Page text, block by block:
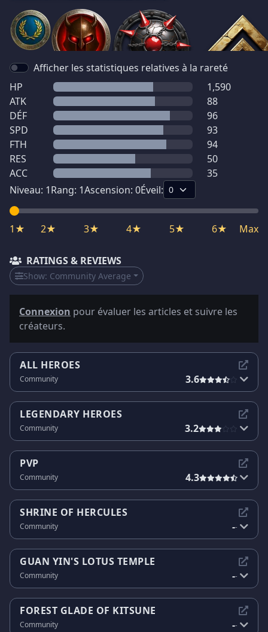
Afficher les statistiques relatives à la rareté
HP
1,590
ATK
88
DÉF
96
SPD
93
FTH
94
RES
50
ACC
35
Niveau: 1Rang: 1Ascension: 0Éveil:
1★ 2★ 3★ 4★ 5★ 6★ Max
RATINGS & REVIEWS
Show: Community Average
Connexion pour évaluer les articles et suivre les
créateurs.
ALL HEROES
Community 3.6
LEGENDARY HEROES
Community 3.2
PVP
Community 4.3
SHRINE OF HERCULES
Community --
GUAN YIN'S LOTUS TEMPLE
Community --
FOREST GLADE OF KITSUNE
Community --